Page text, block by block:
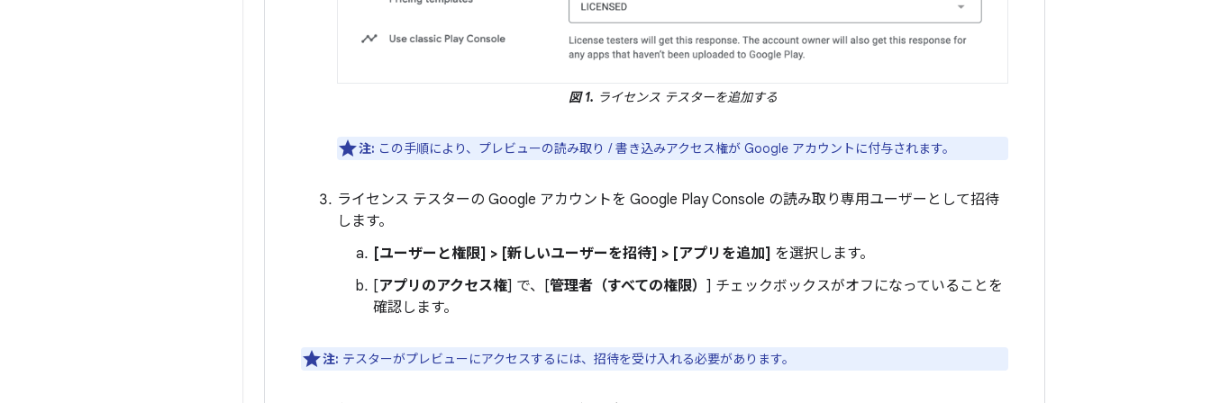
図 1. ライセンス テスターを追加する
注: この手順により、プレビューの読み取り / 書き込みアクセス権が Google アカウントに付与されます。
ライセンス テスターの Google アカウントを Google Play Console の読み取り専用ユーザーとして招待
します。
[ユーザーと権限] > [新しいユーザーを招待] > [アプリを追加] を選択します。
[アプリのアクセス権] で、[管理者（すべての権限） ] チェックボックスがオフになっていることを
確認します。
注: テスターがプレビューにアクセスするには、招待を受け入れる必要があります。